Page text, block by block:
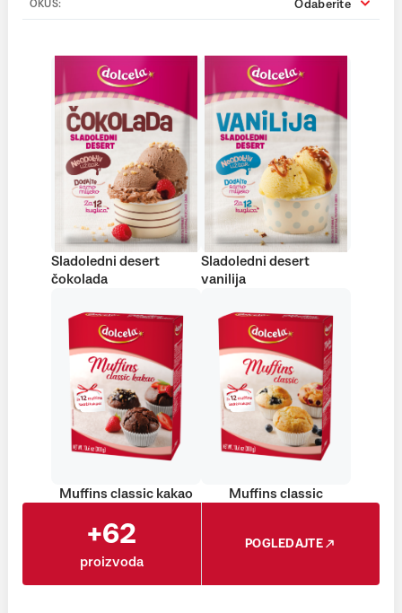
OKUS: Odaberite
Sladoledni desert
čokolada
Sladoledni desert
vanilija
Muffins classic kakao Muffins classic
+62
proizvoda
POGLEDAJTE